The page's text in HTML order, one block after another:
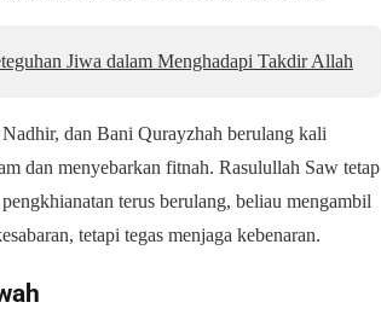
Jiwa dalam Menghadapi Takdir Allah
dan Bani Qurayzhah berulang kali
dan menyebarkan fitnah. Rasulullah Saw tetap
terus berulang, beliau mengambil
tetapi tegas menjaga kebenaran.